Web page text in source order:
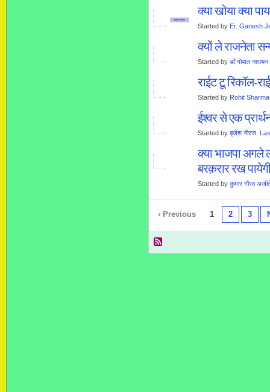
मुख्य प्रबंधक
क्या खोया क्या
Started by Er. Ganesh
क्यों ले राजनेता
Started by डॉ गोपाल
राईट टू रिकॉल-
Started by Rohit Sharma
ईश्वर से एक
Started by बृजेश नीरज
क्या भाजपा अगले
बरक़रार रख
Started by कुमार गौरव
‹ Previous 1 2 3